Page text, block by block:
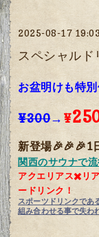
2025-08-17
スペシャルド
お盆明けも特
¥300→ ¥
新登場🎉🎉🎉1
関西のサウナで
アクエリアス✖️リ
ードリンク！
スポーツドリンクであ
組み合わせる事で失わ